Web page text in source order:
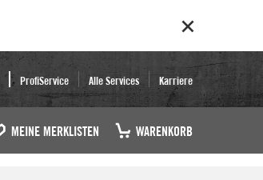
ProfiService Alle Services Karriere
MEINE MERKLISTEN WARENKORB